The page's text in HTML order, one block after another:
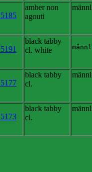
amber non
agouti
black tabby
cl. white
black tabby
cl.
black tabby
cl.